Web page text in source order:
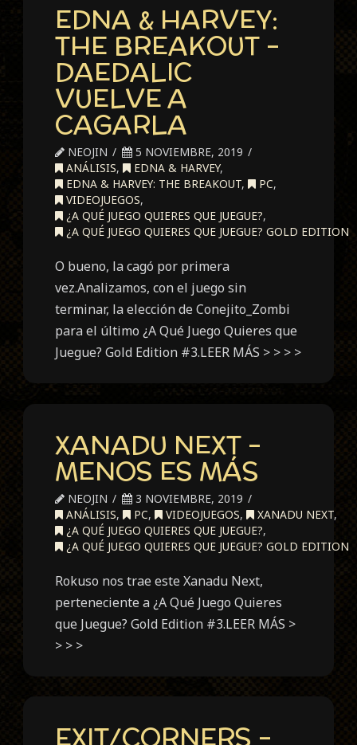
EDNA & HARVEY:
THE BREAKOUT –
DAEDALIC
VUELVE A
CAGARLA
NEOJIN
5 NOVIEMBRE, 2019
ANÁLISIS, EDNA & HARVEY,
EDNA & HARVEY: THE BREAKOUT, PC,
VIDEOJUEGOS,
¿A QUÉ JUEGO QUIERES QUE JUEGUE?,
¿A QUÉ JUEGO QUIERES QUE JUEGUE? GOLD EDITION
O bueno, la cagó por primera
vez.Analizamos, con el juego sin
terminar, la elección de Conejito_Zombi
para el último ¿A Qué Juego Quieres que
Juegue? Gold Edition #3.LEER MÁS > > > >
XANADU NEXT –
MENOS ES MÁS
NEOJIN
3 NOVIEMBRE, 2019
ANÁLISIS, PC, VIDEOJUEGOS, XANADU NEXT,
¿A QUÉ JUEGO QUIERES QUE JUEGUE?,
¿A QUÉ JUEGO QUIERES QUE JUEGUE? GOLD EDITION
Rokuso nos trae este Xanadu Next,
perteneciente a ¿A Qué Juego Quieres
que Juegue? Gold Edition #3.LEER MÁS >
> > >
EXIT/CORNERS –